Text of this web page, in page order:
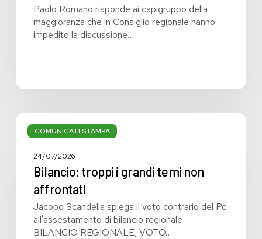
Paolo Romano risponde ai capigruppo della
maggioranza che in Consiglio regionale hanno
impedito la discussione…
COMUNICATI STAMPA
Bilancio:
troppi
grandi
affrontati
24/07/2026
Bilancio: troppi i grandi temi non
affrontati
Jacopo Scandella spiega il voto contrario del Pd
all'assestamento di bilancio regionale
BILANCIO REGIONALE, VOTO…